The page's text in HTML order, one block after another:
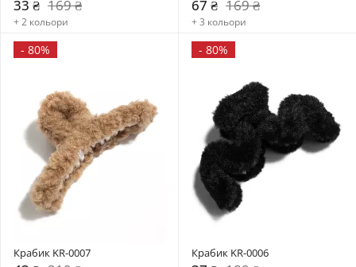
33 ₴ 169 ₴
+ 2 кольори
67 ₴ 169 ₴
+ 3 кольори
- 80%
Крабик KR-0007
- 80%
Крабик KR-0006